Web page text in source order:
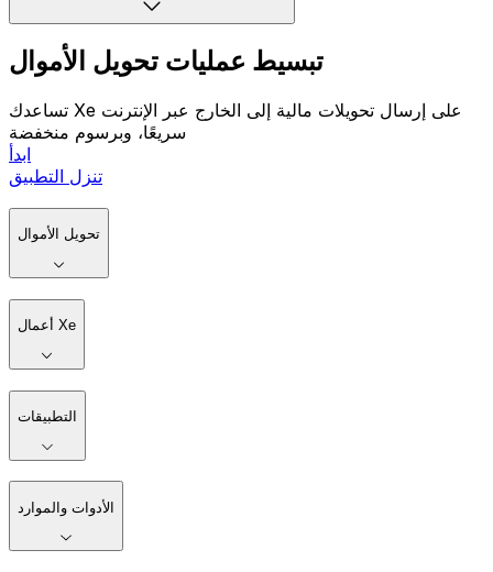
تبسيط عمليات تحويل الأموال
تساعدك Xe على إرسال تحويلات مالية إلى الخارج عبر الإنترنت
سريعًا، وبرسوم منخفضة
ابدأ
تنزل التطبيق
تحويل الأموال
أعمال Xe
التطبيقات
الأدوات والموارد